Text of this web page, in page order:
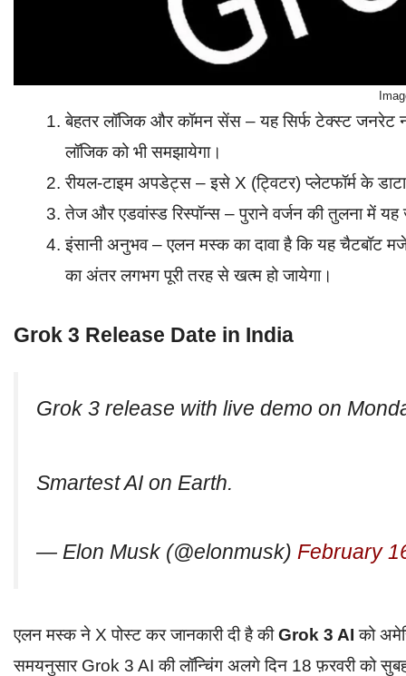
बेहतर लॉजिक और कॉमन सेंस – यह सिर्फ टेक्स्ट जनरेट
लॉजिक को भी समझायेगा।
रीयल-टाइम अपडेट्स – इसे X (ट्विटर) प्लेटफॉर्म के
तेज और एडवांस्ड रिस्पॉन्स – पुराने वर्जन की तुलना में
इंसानी अनुभव – एलन मस्क का दावा है कि यह चैटबॉट
का अंतर लगभग पूरी तरह से खत्म हो जायेगा।
Grok 3 Release Date in India
Grok 3 release with live demo on
Smartest AI on Earth.
— Elon Musk (@elonmusk) February
एलन मस्क ने X पोस्ट कर जानकारी दी है कीGrok 3 AIको
समयनुसार Grok 3 AI की लॉन्चिंग अलगे दिन 18 फ़रवरी को